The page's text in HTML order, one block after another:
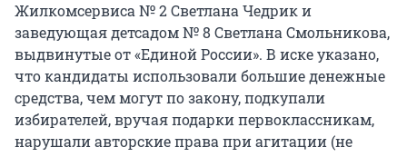
Жилкомсервиса № 2 Светлана Чедрик и
заведующая детсадом № 8 Светлана Смольникова,
выдвинутые от «Единой России». В иске указано,
что кандидаты использовали большие денежные
средства, чем могут по закону, подкупали
избирателей, вручая подарки первоклассникам,
нарушали авторские права при агитации (не